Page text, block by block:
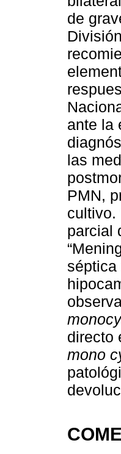
de
ante la
las
PMN,
cultivo.
parcial
séptica
directo
mono